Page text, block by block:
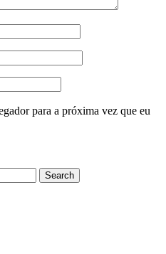
para a próxima vez que eu
Search